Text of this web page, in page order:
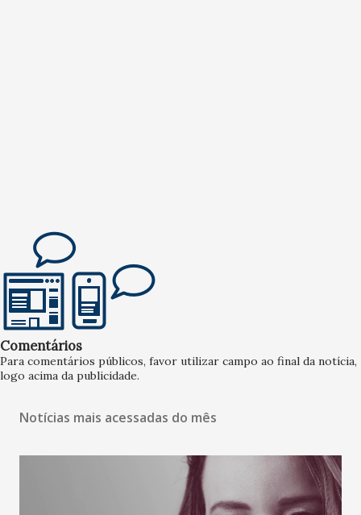
Comentários
Para comentários públicos, favor utilizar campo ao final da notícia,
logo acima da publicidade.
Notícias mais acessadas do mês